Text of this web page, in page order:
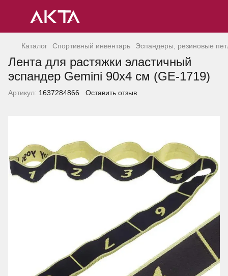
Каталог Спортивный инвентарь Эспандеры, резиновые
Лента для растяжки эластичный
эспандер Gemini 90х4 см (GE-1719)
Артикул: 1637284866 Оставить отзыв